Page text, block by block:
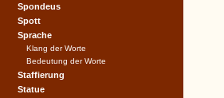
Spondeus
Spott
Sprache
Klang der Worte
Bedeutung der Worte
Staffierung
Statue